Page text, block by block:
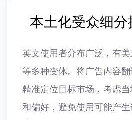
本土化受众细分
英文使用者分布广泛，有
等多种变体。将广告内容
精准定位目标市场，考虑
和偏好，避免使用可能产